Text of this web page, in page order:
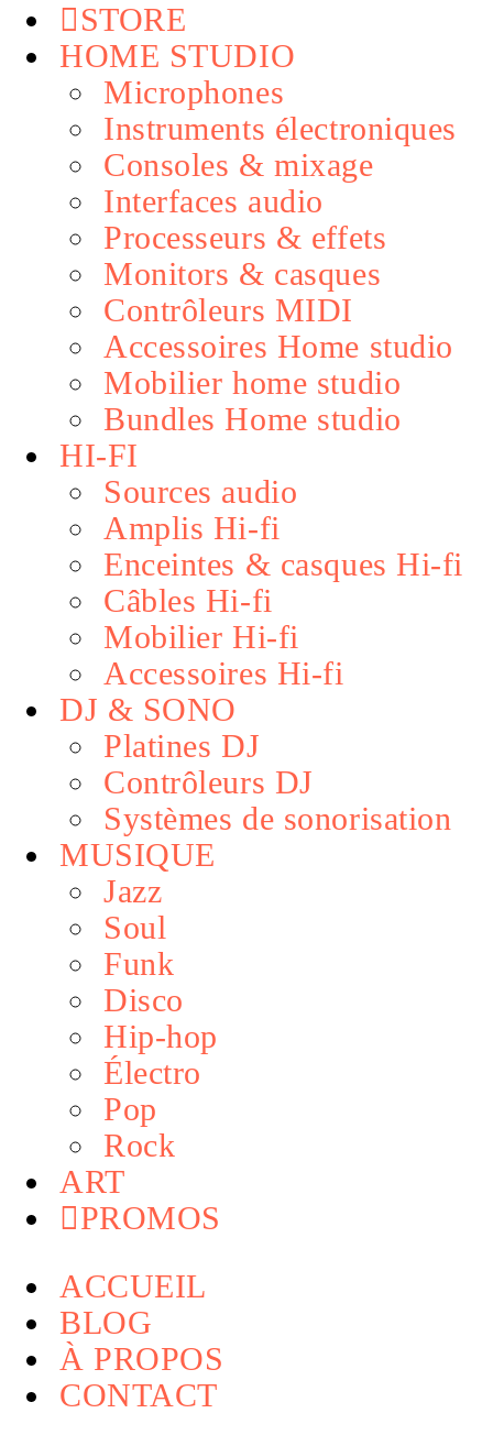
STORE
HOME STUDIO
Microphones
Instruments électroniques
Consoles & mixage
Interfaces audio
Processeurs & effets
Monitors & casques
Contrôleurs MIDI
Accessoires Home studio
Mobilier home studio
Bundles Home studio
HI-FI
Sources audio
Amplis Hi-fi
Enceintes & casques Hi-fi
Câbles Hi-fi
Mobilier Hi-fi
Accessoires Hi-fi
DJ & SONO
Platines DJ
Contrôleurs DJ
Systèmes de sonorisation
MUSIQUE
Jazz
Soul
Funk
Disco
Hip-hop
Électro
Pop
Rock
ART
PROMOS
ACCUEIL
BLOG
À PROPOS
CONTACT